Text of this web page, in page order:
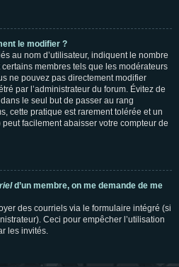
le modifier ?
au nom d’utilisateur, indiquent le nombre
membres tels que les modérateurs
ne pouvez pas directement modifier
par l’administrateur du forum. Évitez de
le seul but de passer au rang
cette pratique est rarement tolérée et un
facilement abaisser votre compteur de
d’un membre, on me demande de me
des courriels via le formulaire intégré (si
Ceci pour empêcher l’utilisation
les invités.